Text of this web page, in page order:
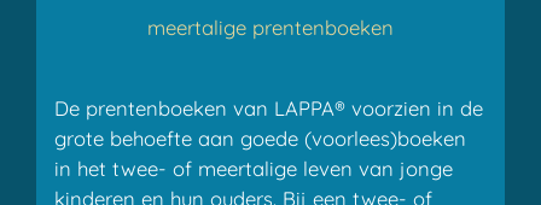
meertalige prentenboeken
De prentenboeken van LAPPA® voorzien in de
grote behoefte aan goede (voorlees)boeken
in het twee- of meertalige leven van jonge
kinderen en hun ouders. Bij een twee- of